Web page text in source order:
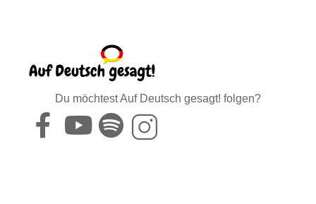
Du möchtest Auf Deutsch gesagt! folgen?